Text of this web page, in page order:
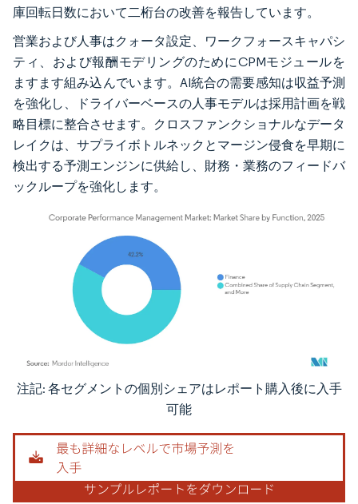
庫回転日数において二桁台の改善を報告しています。
営業および人事はクォータ設定、ワークフォースキャパシ
ティ、および報酬モデリングのためにCPMモジュールを
ますます組み込んでいます。AI統合の需要感知は収益予測
を強化し、ドライバーベースの人事モデルは採用計画を戦
略目標に整合させます。クロスファンクショナルなデータ
レイクは、サプライボトルネックとマージン侵食を早期に
検出する予測エンジンに供給し、財務・業務のフィードバ
ックループを強化します。
画像 © Mordor Intelligence。再利用にはCC BY 4.0の表示が必要です。
注記: 各セグメントの個別シェアはレポート購入後に入手
可能